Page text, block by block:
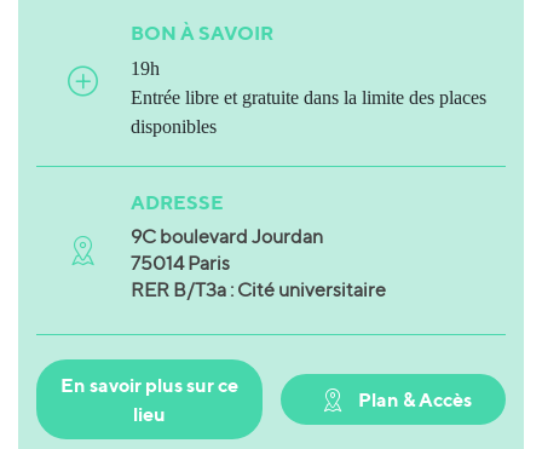
BON À SAVOIR
19h
Entrée libre et gratuite dans la limite des places
disponibles
ADRESSE
9C boulevard Jourdan
75014 Paris
RER B/T3a : Cité universitaire
En savoir plus sur ce
lieu
Plan & Accès